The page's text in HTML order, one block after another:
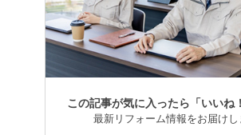
この記事が気に入ったら「いいね
最新リフォーム情報をお届けし